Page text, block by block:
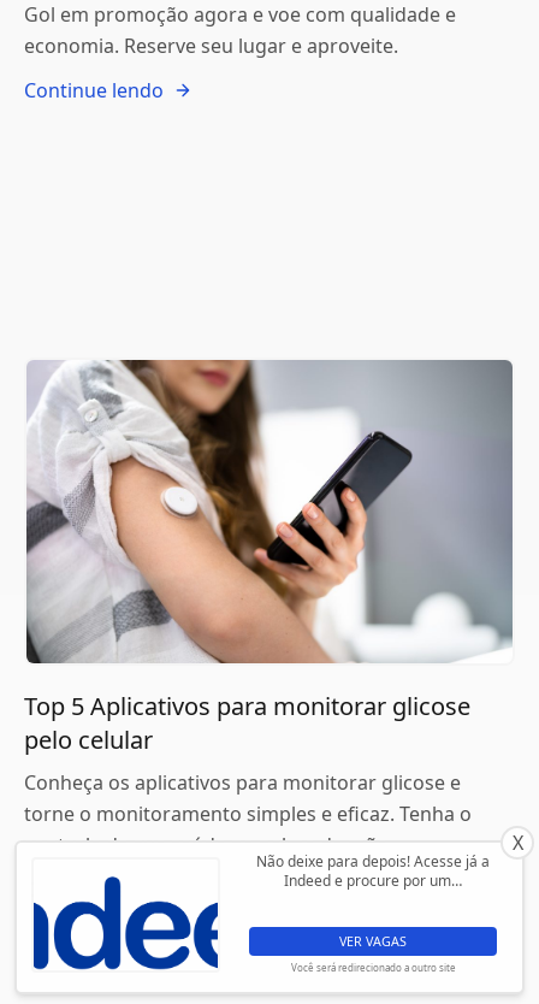
X
Não deixe para depois! Acesse já a
Indeed e procure por um…
VER VAGAS
Você será redirecionado a outro site
Gol em promoção agora e voe com qualidade e
economia. Reserve seu lugar e aproveite.
Continue lendo
Top 5 Aplicativos para monitorar glicose
pelo celular
Conheça os aplicativos para monitorar glicose e
torne o monitoramento simples e eficaz. Tenha o
controle de sua saúde na palma da mão.
Continue lendo